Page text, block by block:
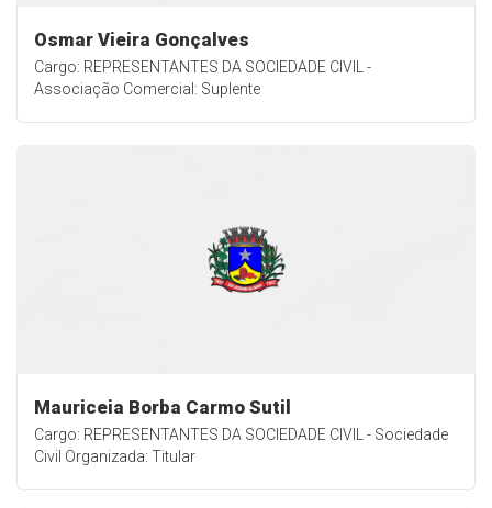
Osmar Vieira Gonçalves
Cargo: REPRESENTANTES DA SOCIEDADE CIVIL -
Associação Comercial: Suplente
Mauriceia Borba Carmo Sutil
Cargo: REPRESENTANTES DA SOCIEDADE CIVIL - Sociedade
Civil Organizada: Titular